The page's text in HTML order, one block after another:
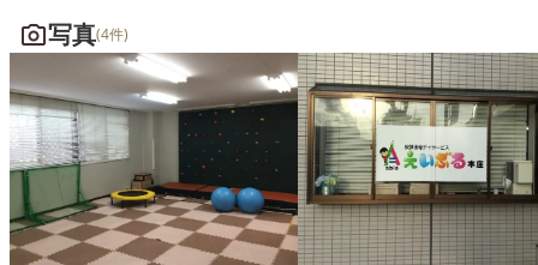
り、電池を替えたり。。。
コースを走る様子、音、スピ
ード感がハラハラドキドキワ
クワクのイベントになりまし
た！ またしようね✨
ね〜♪
写真(4件)